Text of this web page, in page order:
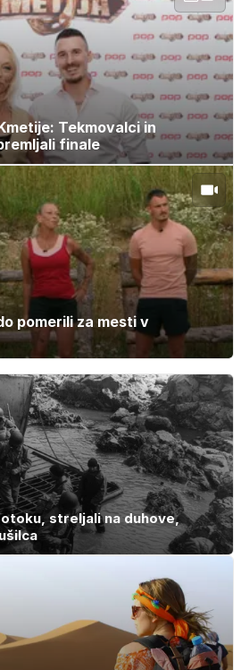
Tekmovalci in
finale
pomerili za mesti v
streljali na duhove,